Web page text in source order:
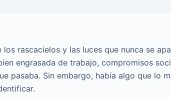
los rascacielos y las luces que nunca se
engrasada de trabajo, compromisos
pasaba. Sin embargo, había algo que lo